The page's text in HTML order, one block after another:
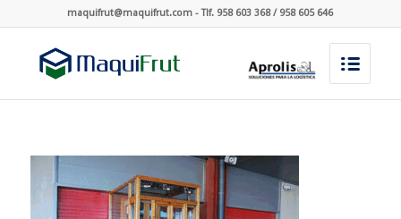
maquifrut@maquifrut.com - Tlf. 958 603 368 / 958 605 646